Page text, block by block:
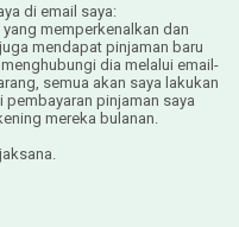
di email saya:
memperkenalkan dan
mendapat pinjaman baru
dia melalui email-
semua akan saya lakukan
pinjaman saya
mereka bulanan.